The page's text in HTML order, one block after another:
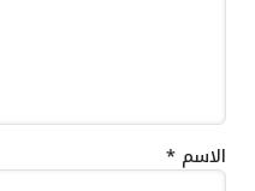
الاسم *